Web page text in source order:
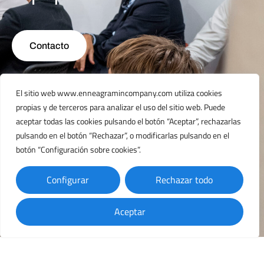
El sitio web www.enneagramincompany.com utiliza cookies
propias y de terceros para analizar el uso del sitio web. Puede
aceptar todas las cookies pulsando el botón “Aceptar”, rechazarlas
pulsando en el botón “Rechazar”, o modificarlas pulsando en el
botón “Configuración sobre cookies”.
Configurar Rechazar todo
Aceptar ✉
Contacto